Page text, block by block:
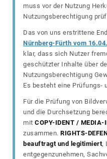
muss vor der Nutzung
Nutzungsberechtigung
Das von uns erstrittene
Nürnberg-Fürth vom
klar, dass sich Nutzer
geschützter Inhalte über
Nutzungsberechtigung
Es besteht eine Prüfungs-
Für die Prüfung von
und die Durchsetzung
mit COPY-IDENT / MEDIA-
zusammen. RIGHTS-
beauftragt und legitimiert,
entgegenzunehmen,